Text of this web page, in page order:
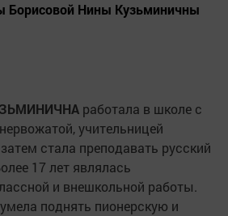
Борисовой Нины Кузьминичны
работала в школе с
учительницей
стала преподавать русский
17 лет являлась
и внешкольной работы.
поднять пионерскую и